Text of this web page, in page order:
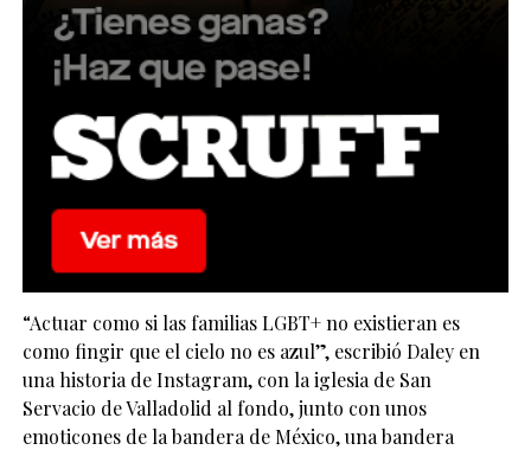
“Actuar como si las familias LGBT+ no existieran es
como fingir que el cielo no es azul”, escribió Daley en
una historia de Instagram, con la iglesia de San
Servacio de Valladolid al fondo, junto con unos
emoticones de la bandera de México, una bandera